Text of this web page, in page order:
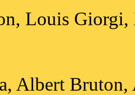
Louis
Albert